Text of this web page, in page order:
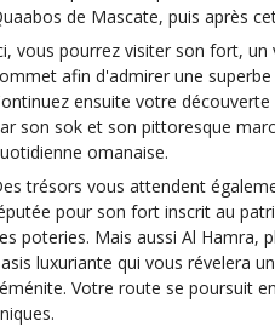
de Mascate, puis après
vous pourrez visiter son fort,
afin d'admirer une
ensuite votre
son sok et son pittoresque
omanaise.
trésors vous attendent
pour son fort inscrit au
poteries. Mais aussi Al Hamra,
luxuriante qui vous révelera
Votre route se poursuit